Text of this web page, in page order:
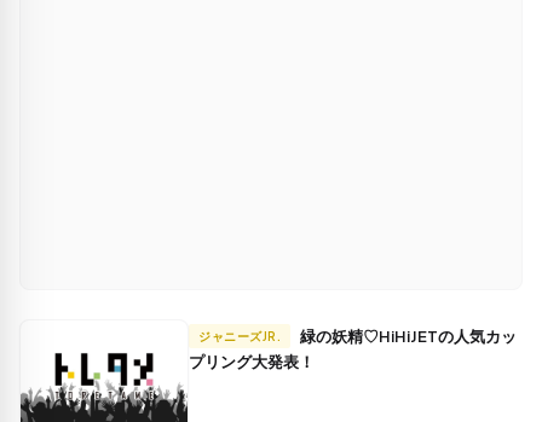
ジャニーズJR.
プリング大発表！